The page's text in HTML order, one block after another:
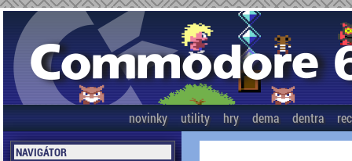
novinky utility hry dema dentra
NAVIGÁTOR